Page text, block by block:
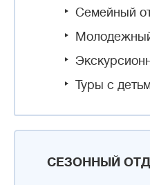
Семейный
Туры с
СЕЗОННЫЙ